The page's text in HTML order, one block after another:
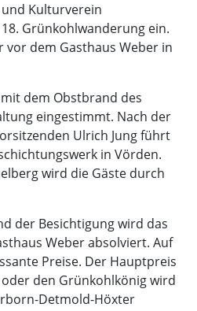
Kulturverein
Grünkohlwanderung ein.
dem Gasthaus Weber in
dem Obstbrand des
eingestimmt. Nach der
Ulrich Jung führt
in Vörden.
wird die Gäste durch
der Besichtigung wird das
Weber absolviert. Auf
Preise. Der Hauptpreis
den Grünkohlkönig wird
Detmold-Höxter